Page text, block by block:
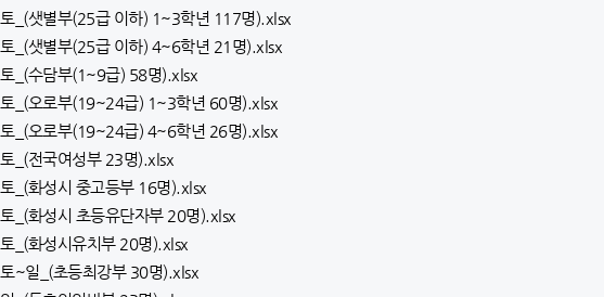
토_(샛별부(25급 이하) 1~3학년 117명).xlsx
토_(샛별부(25급 이하) 4~6학년 21명).xlsx
토_(수담부(1~9급) 58명).xlsx
토_(오로부(19~24급) 1~3학년 60명).xlsx
토_(오로부(19~24급) 4~6학년 26명).xlsx
토_(전국여성부 23명).xlsx
토_(화성시 중고등부 16명).xlsx
토_(화성시 초등유단자부 20명).xlsx
토_(화성시유치부 20명).xlsx
토~일_(초등최강부 30명).xlsx